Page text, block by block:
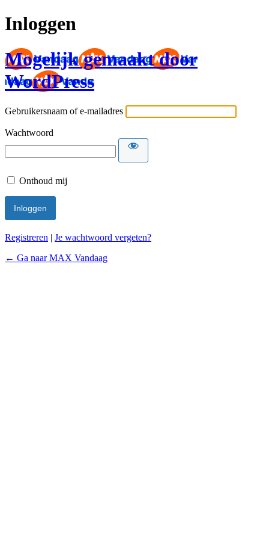
Inloggen
Mogelijk gemaakt door
WordPress
Gebruikersnaam of e-mailadres
Wachtwoord
Onthoud mij
Registreren | Je wachtwoord vergeten?
← Ga naar MAX Vandaag